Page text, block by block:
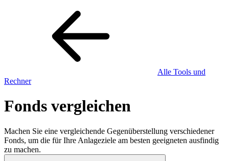
Alle Tools und
Rechner
Fonds vergleichen
Machen Sie eine vergleichende Gegenüberstellung verschiedener
Fonds, um die für Ihre Anlageziele am besten geeigneten ausfindig
zu machen.